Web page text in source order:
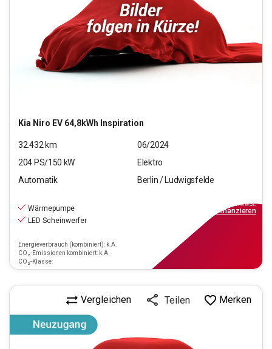
Kia Niro EV 64,8kWh Inspiration
32.432 km
06/2024
204 PS/150 kW
Elektro
Automatik
Berlin / Ludwigsfelde
Wärmepumpe
LED Scheinwerfer
Energieverbrauch (kombiniert): k.A.
CO₂-Emissionen kombiniert: k.A.
CO₂-Klasse:
inkl.MwSt.
finanzieren
Vergleichen Teilen Merken